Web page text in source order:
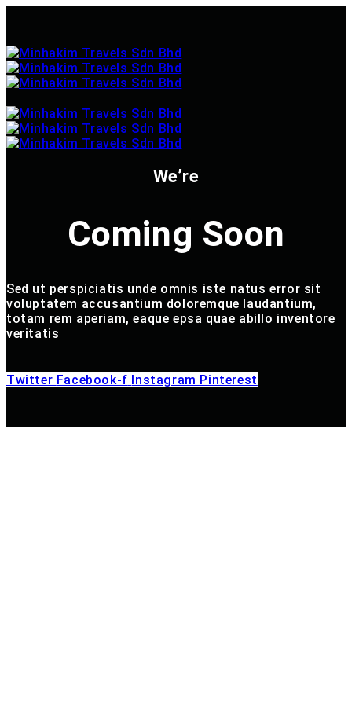
We’re
Coming Soon
Sed ut perspiciatis unde omnis iste natus error sit
voluptatem accusantium doloremque laudantium,
totam rem aperiam, eaque epsa quae abillo inventore
veritatis
Twitter Facebook-f Instagram Pinterest